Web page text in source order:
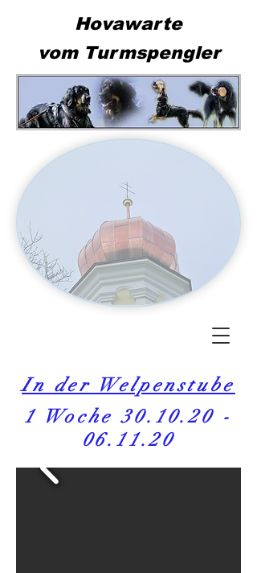
Hovawarte
vom Turmspengler
In der Welpenstube
1 Woche30.10.20 -
06.11.20